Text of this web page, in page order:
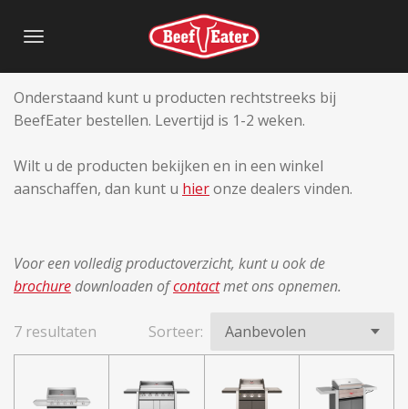
direct
Onderstaand kunt u producten rechtstreeks bij
BeefEater bestellen. Levertijd is 1-2 weken.
Wilt u de producten bekijken en in een winkel
aanschaffen, dan kunt u hieronze dealers vinden.
Voor een volledig productoverzicht, kunt u ook de
brochuredownloaden ofcontactmet ons opnemen.
7 resultaten Sorteer: